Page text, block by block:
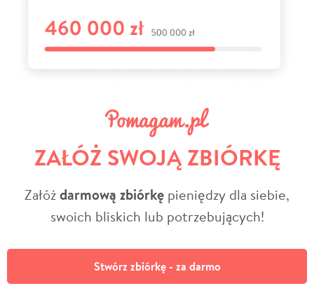
ZAŁÓŻ SWOJĄ ZBIÓRKĘ
Załóżdarmową zbiórkę pieniędzy dla siebie,
swoich bliskich lub potrzebujących!
Stwórz zbiórkę - za darmo